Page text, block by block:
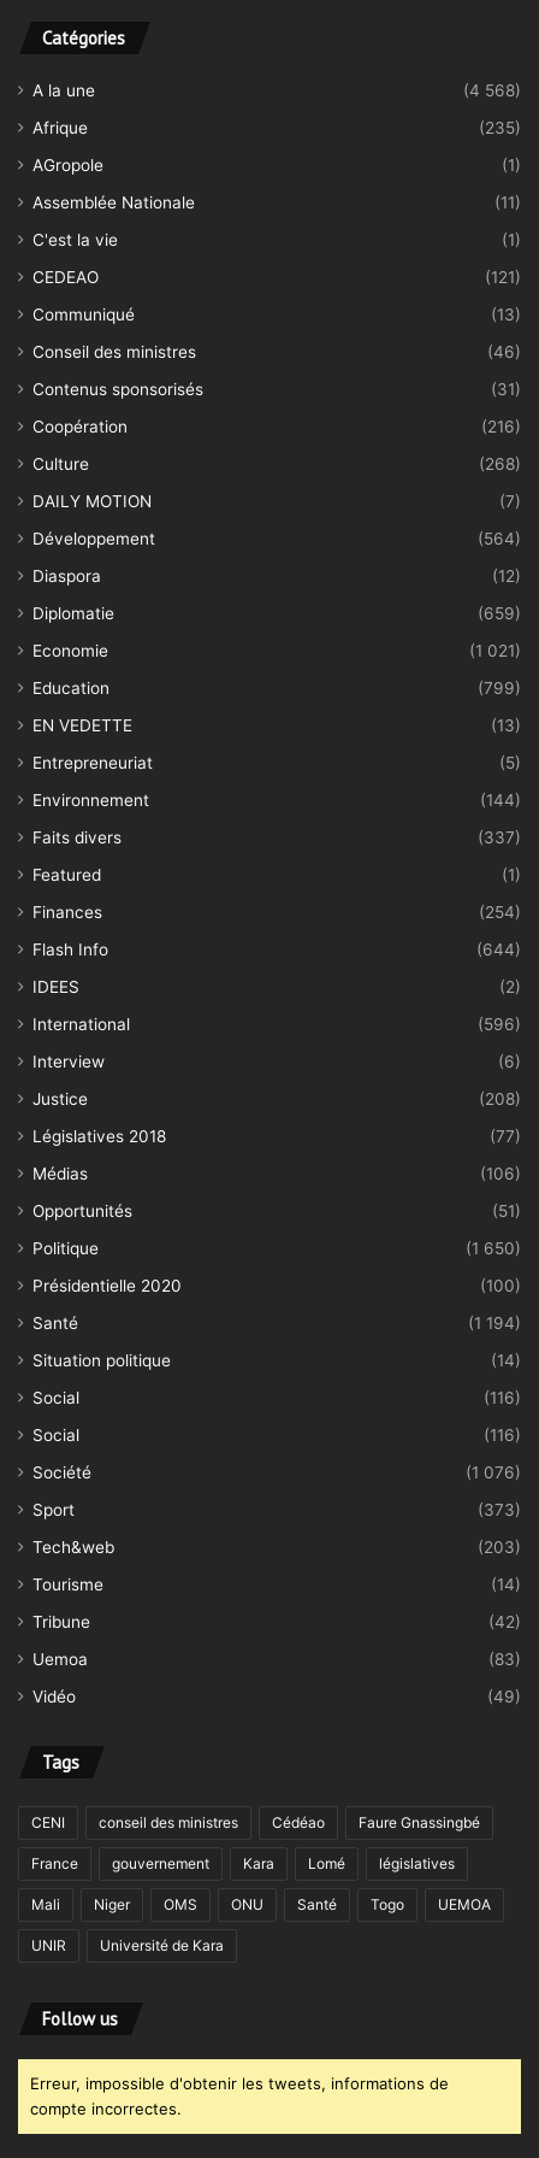
Catégories
A la une
(4 568)
Afrique
(235)
AGropole
(1)
Assemblée Nationale
(11)
C'est la vie
(1)
CEDEAO
(121)
Communiqué
(13)
Conseil des ministres
(46)
Contenus sponsorisés
(31)
Coopération
(216)
Culture
(268)
DAILY MOTION
(7)
Développement
(564)
Diaspora
(12)
Diplomatie
(659)
Economie
(1 021)
Education
(799)
EN VEDETTE
(13)
Entrepreneuriat
(5)
Environnement
(144)
Faits divers
(337)
Featured
(1)
Finances
(254)
Flash Info
(644)
IDEES
(2)
International
(596)
Interview
(6)
Justice
(208)
Législatives 2018
(77)
Médias
(106)
Opportunités
(51)
Politique
(1 650)
Présidentielle 2020
(100)
Santé
(1 194)
Situation politique
(14)
Social
(116)
Social
(116)
Société
(1 076)
Sport
(373)
Tech&web
(203)
Tourisme
(14)
Tribune
(42)
Uemoa
(83)
Vidéo
(49)
Tags
CENI conseil des ministres Cédéao Faure Gnassingbé
France gouvernement Kara Lomé législatives
Mali Niger OMS ONU Santé Togo UEMOA
UNIR Université de Kara
Follow us
Erreur, impossible d'obtenir les tweets, informations de
compte incorrectes.